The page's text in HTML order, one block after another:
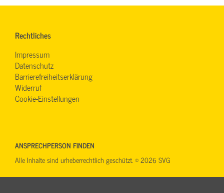
Rechtliches
Impressum
Datenschutz
Barrierefreiheitserklärung
Widerruf
Cookie-Einstellungen
ANSPRECHPERSON FINDEN
Alle Inhalte sind urheberrechtlich geschützt. © 2026 SVG